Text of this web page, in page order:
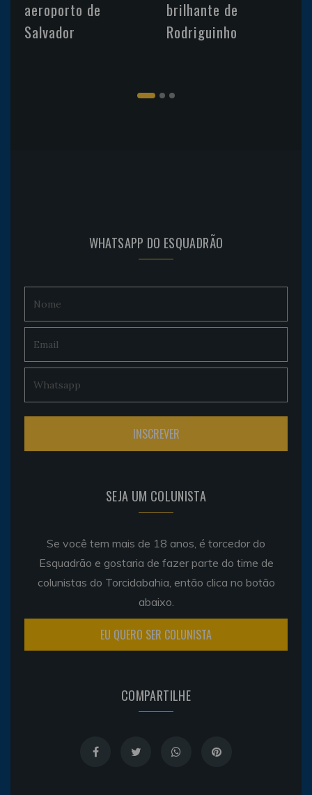
aeroporto de
Salvador
brilhante de
Rodriguinho
WHATSAPP DO ESQUADRÃO
SEJA UM COLUNISTA
Se você tem mais de 18 anos, é torcedor do
Esquadrão e gostaria de fazer parte do time de
colunistas do Torcidabahia, então clica no botão
abaixo.
EU QUERO SER COLUNISTA
COMPARTILHE